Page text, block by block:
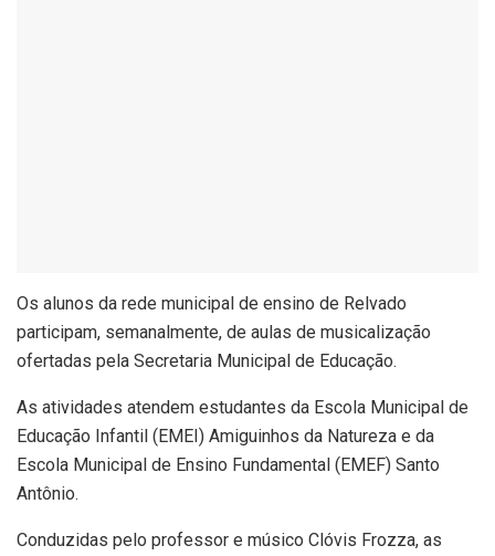
Os alunos da rede municipal de ensino de Relvado
participam, semanalmente, de aulas de musicalização
ofertadas pela Secretaria Municipal de Educação.
As atividades atendem estudantes da Escola Municipal de
Educação Infantil (EMEI) Amiguinhos da Natureza e da
Escola Municipal de Ensino Fundamental (EMEF) Santo
Antônio.
Conduzidas pelo professor e músico Clóvis Frozza, as